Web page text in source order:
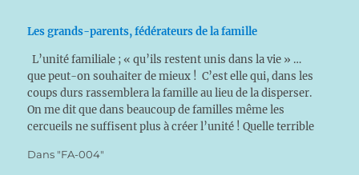
Les grands-parents, fédérateurs de la famille
L’unité familiale ; « qu’ils restent unis dans la vie » …
que peut-on souhaiter de mieux ! C’est elle qui, dans les
coups durs rassemblera la famille au lieu de la disperser.
On me dit que dans beaucoup de familles même les
cercueils ne suffisent plus à créer l’unité ! Quelle terrible
Dans "FA-004"